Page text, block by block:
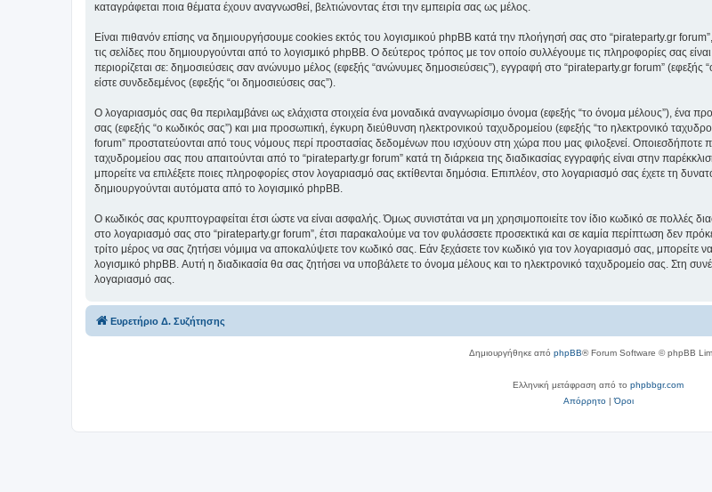
καταγράφεται ποια θέματα έχουν αναγνωσθεί, βελτιώνοντας έτσι την εμπειρία σας ως μέλος.
Είναι πιθανόν επίσης να δημιουργήσουμε cookies εκτός του λογισμικού phpBB κατά την πλοήγησή σας στο “pirateparty.gr
τις σελίδες που δημιουργούνται από το λογισμικό phpBB. Ο δεύτερος τρόπος με τον οποίο συλλέγουμε τις πληροφορίες σας
περιορίζεται σε: δημοσιεύσεις σαν ανώνυμο μέλος (εφεξής “ανώνυμες δημοσιεύσεις”), εγγραφή στο “pirateparty.gr forum”
είστε συνδεδεμένος (εφεξής “οι δημοσιεύσεις σας”).
Ο λογαριασμός σας θα περιλαμβάνει ως ελάχιστα στοιχεία ένα μοναδικά αναγνωρίσιμο όνομα (εφεξής “το όνομα μέλους”), ένα
σας (εφεξής “ο κωδικός σας”) και μια προσωπική, έγκυρη διεύθυνση ηλεκτρονικού ταχυδρομείου (εφεξής “το ηλεκτρονικό
forum” προστατεύονται από τους νόμους περί προστασίας δεδομένων που ισχύουν στη χώρα που μας φιλοξενεί. Οποιεσδήποτε
ταχυδρομείου σας που απαιτούνται από το “pirateparty.gr forum” κατά τη διάρκεια της διαδικασίας εγγραφής είναι στην
μπορείτε να επιλέξετε ποιες πληροφορίες στον λογαριασμό σας εκτίθενται δημόσια. Επιπλέον, στο λογαριασμό σας έχετε τη
δημιουργούνται αυτόματα από το λογισμικό phpBB.
Ο κωδικός σας κρυπτογραφείται έτσι ώστε να είναι ασφαλής. Όμως συνιστάται να μη χρησιμοποιείτε τον ίδιο κωδικό σε πολλές
στο λογαριασμό σας στο “pirateparty.gr forum”, έτσι παρακαλούμε να τον φυλάσσετε προσεκτικά και σε καμία περίπτωση δεν
τρίτο μέρος να σας ζητήσει νόμιμα να αποκαλύψετε τον κωδικό σας. Εάν ξεχάσετε τον κωδικό για τον λογαριασμό σας, μπορείτε
λογισμικό phpBB. Αυτή η διαδικασία θα σας ζητήσει να υποβάλετε το όνομα μέλους και το ηλεκτρονικό ταχυδρομείο σας. Στη
λογαριασμό σας.
Ευρετήριο Δ. Συζήτησης
Δημιουργήθηκε από phpBB® Forum Software © phpBB
Ελληνική μετάφραση από το phpbbgr.com
Απόρρητο|Όροι